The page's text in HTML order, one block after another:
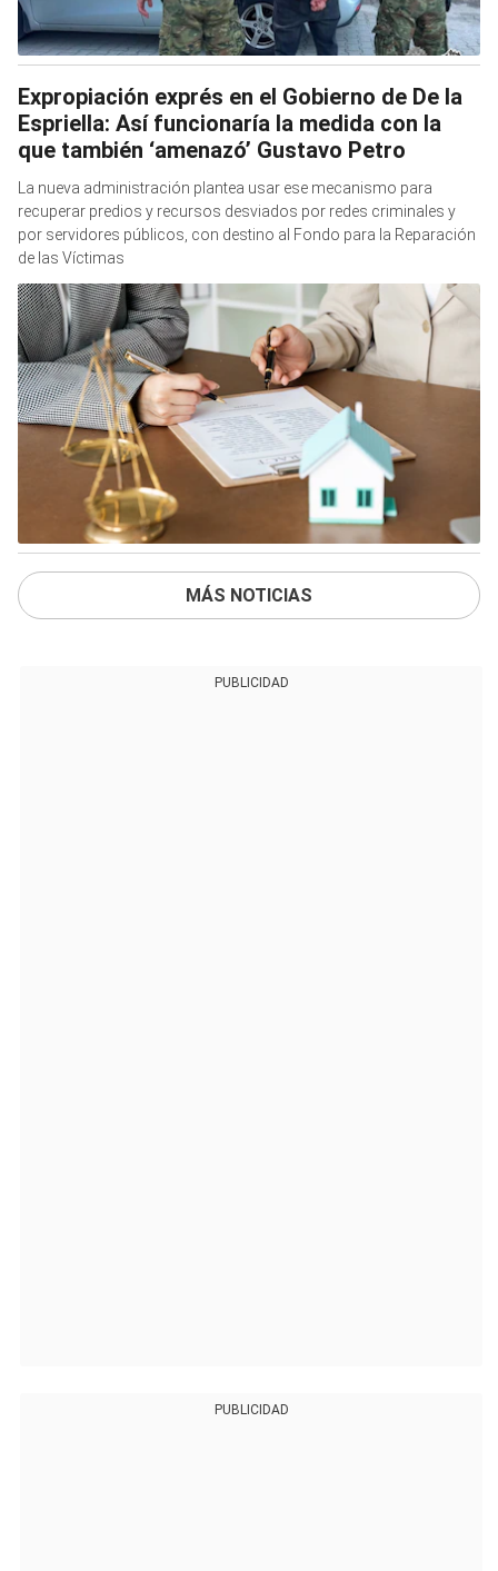
Expropiación exprés en el Gobierno de De la
Espriella: Así funcionaría la medida con la
que también ‘amenazó’ Gustavo Petro
La nueva administración plantea usar ese mecanismo para
recuperar predios y recursos desviados por redes criminales y
por servidores públicos, con destino al Fondo para la Reparación
de las Víctimas
MÁS NOTICIAS
PUBLICIDAD
PUBLICIDAD